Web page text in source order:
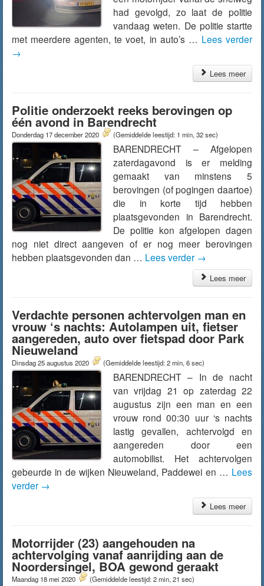
had gevolgd, zo laat de politie
vandaag weten. De politie startte
met meerdere agenten, te voet, in auto’s … Lees verder
→
Lees meer
Politie onderzoekt reeks berovingen op
één avond in Barendrecht
Donderdag 17 december 2020 (Gemiddelde leestijd: 1 min, 32 sec)
BARENDRECHT – Afgelopen
zaterdagavond is er melding
gemaakt van minstens 5
berovingen (of pogingen daartoe)
die in korte tijd hebben
plaatsgevonden in Barendrecht.
De politie kon afgelopen dagen
nog niet direct aangeven of er nog meer berovingen
hebben plaatsgevonden dan … Lees verder →
Lees meer
Verdachte personen achtervolgen man en
vrouw ‘s nachts: Autolampen uit, fietser
aangereden, auto over fietspad door Park
Nieuweland
Dinsdag 25 augustus 2020 (Gemiddelde leestijd: 2 min, 6 sec)
BARENDRECHT – In de nacht
van vrijdag 21 op zaterdag 22
augustus zijn een man en een
vrouw rond 00:30 uur ‘s nachts
lastig gevallen, achtervolgd en
aangereden door een
automobilist. Het achtervolgen
gebeurde in de wijken Nieuweland, Paddewei en … Lees
verder →
Lees meer
Motorrijder (23) aangehouden na
achtervolging vanaf aanrijding aan de
Noordersingel, BOA gewond geraakt
Maandag 18 mei 2020 (Gemiddelde leestijd: 2 min, 21 sec)